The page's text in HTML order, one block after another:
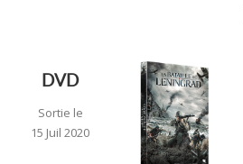
DVD
Sortie le
15 Juil 2020